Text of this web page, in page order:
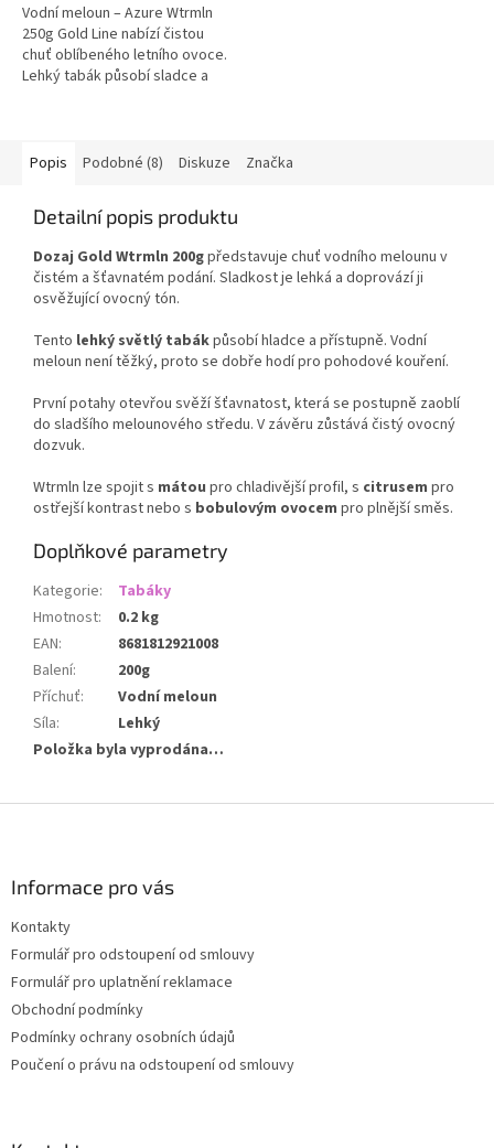
Vodní meloun – Azure Wtrmln
250g Gold Line nabízí čistou
chuť oblíbeného letního ovoce.
Lehký tabák působí sladce a
Popis
Podobné (8) Diskuze Značka
Detailní popis produktu
Dozaj Gold Wtrmln 200gpředstavuje chuť vodního melounu v
čistém a šťavnatém podání. Sladkost je lehká a doprovází ji
osvěžující ovocný tón.
Tento lehký světlý tabákpůsobí hladce a přístupně. Vodní
meloun není těžký, proto se dobře hodí pro pohodové kouření.
První potahy otevřou svěží šťavnatost, která se postupně zaoblí
do sladšího melounového středu. V závěru zůstává čistý ovocný
dozvuk.
Wtrmln lze spojit s mátou pro chladivější profil, s citrusem pro
ostřejší kontrast nebo s bobulovým ovocem pro plnější směs.
Doplňkové parametry
Kategorie:
Tabáky
Hmotnost:
0.2 kg
EAN:
8681812921008
Balení:
200g
Příchuť:
Vodní meloun
Síla:
Lehký
Položka byla vyprodána…
Informace pro vás
Kontakty
Formulář pro odstoupení od smlouvy
Formulář pro uplatnění reklamace
Obchodní podmínky
Podmínky ochrany osobních údajů
Poučení o právu na odstoupení od smlouvy